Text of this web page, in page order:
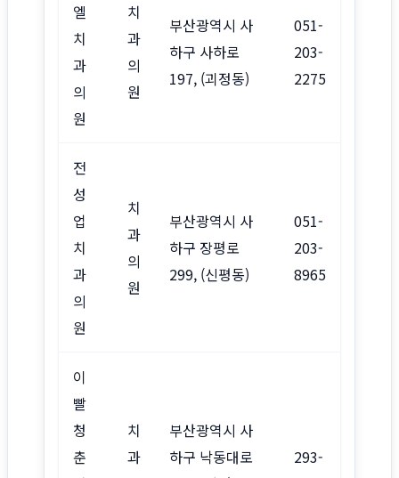
엘
치
과
의
원
치
과
의
원
부산광역시 사
하구 사하로
197, (괴정동)
051-
203-
2275
전
성
업
치
과
의
원
치
과
의
원
부산광역시 사
하구 장평로
299, (신평동)
051-
203-
8965
이
빨
청
춘
치
과
부산광역시 사
하구 낙동대로
293-